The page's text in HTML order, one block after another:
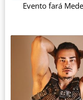
Evento fará